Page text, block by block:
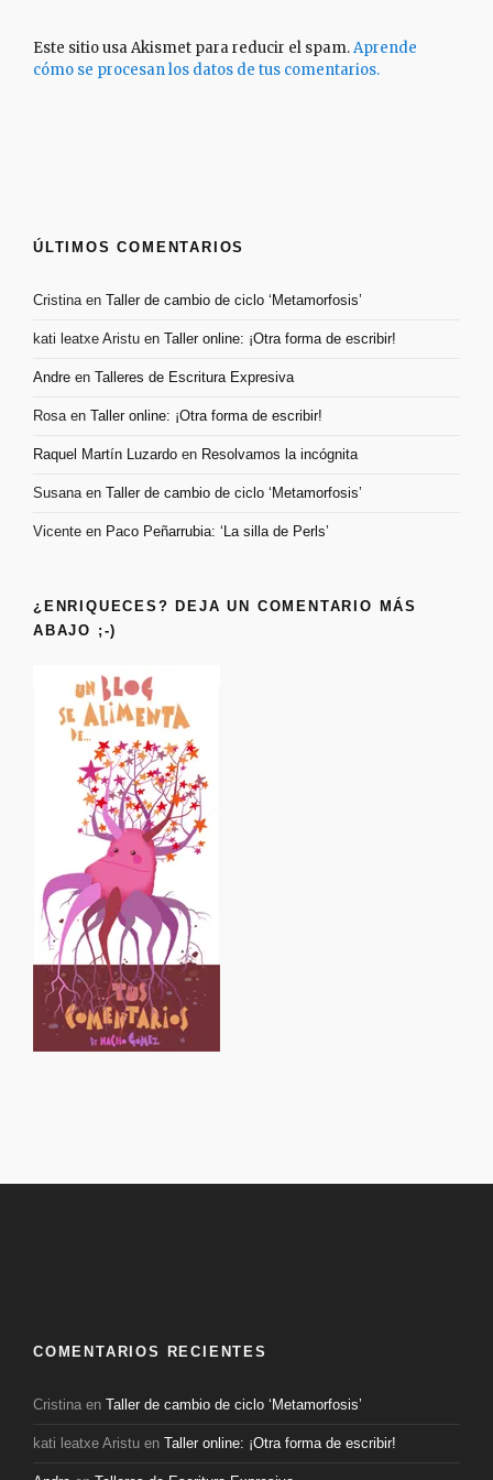
Este sitio usa Akismet para reducir el spam.Aprende
cómo se procesan los datos de tus comentarios.
ÚLTIMOS COMENTARIOS
Cristinaen Taller de cambio de ciclo ‘Metamorfosis’
kati leatxe Aristu en Taller online: ¡Otra forma de escribir!
Andre en Talleres de Escritura Expresiva
Rosaen Taller online: ¡Otra forma de escribir!
Raquel Martín Luzardo en Resolvamos la incógnita
Susanaen Taller de cambio de ciclo ‘Metamorfosis’
Vicente en Paco Peñarrubia: ‘La silla de Perls’
¿ENRIQUECES? DEJA UN COMENTARIO MÁS
ABAJO ;-)
COMENTARIOS RECIENTES
Cristina en Taller de cambio de ciclo ‘Metamorfosis’
kati leatxe Aristu en Taller online: ¡Otra forma de escribir!